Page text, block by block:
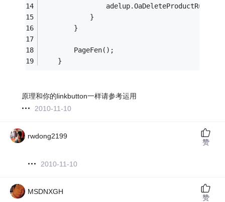
                adelup.OaDeleteProductRuku(
            }
        }
        PageFen();
    }
原理和你的linkbutton一样请参考运用
2010-11-10
rwdong2199
2010-11-10
赞
MSDNXGH
赞